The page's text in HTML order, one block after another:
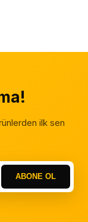
ilk sen
ABONE OL